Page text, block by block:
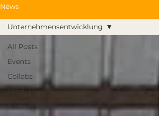
News
All Posts
Events
Collabs
Produkte
Awards
Unternehmensentwicklung